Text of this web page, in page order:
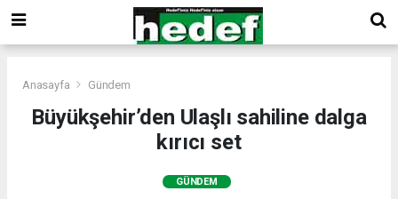
Anasayfa Gündem
Büyükşehir’den Ulaşlı sahiline dalga
kırıcı set
GÜNDEM